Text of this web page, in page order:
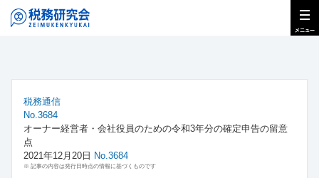
税務通信
No.3684
オーナー経営者・会社役員のための令和3年分の確定申告の留意
点
2021年12月20日 No.3684
※ 記事の内容は発行日時点の情報に基づくものです